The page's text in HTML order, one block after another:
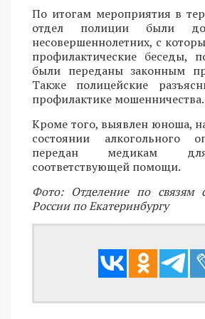
По итогам мероприятия в
отдел полиции были
несовершеннолетних, с
профилактические беседы,
были переданы законным
Также полицейские
профилактике мошенничества.
Кроме того, выявлен юноша,
состоянии алкогольного
передан медикам
соответствующей помощи.
Фото: Отделение по
России по Екатеринбургу